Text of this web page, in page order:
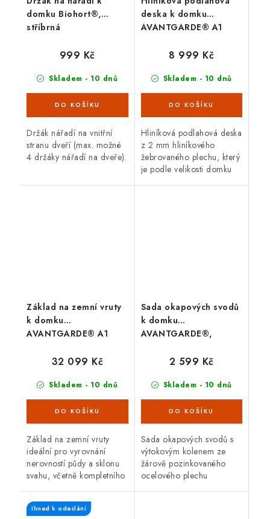
domku Biohort®,
stříbrná
Skladem - 10 dnů
999 Kč
Držák nářadí na vnitřní
stranu dveří (max. možné
4 držáky nářadí na dveře).
deska k domku
AVANTGARDE® A1
Skladem - 10 dnů
8 999 Kč
Hliníková podlahová deska
z 2 mm hliníkového
žebrovaného plechu, který
je podle velikosti domku
Základ na zemní vruty
k domku
AVANTGARDE® A1
Skladem - 10 dnů
32 099 Kč
Základ na zemní vruty
ideální pro vyrovnání
nerovností půdy a sklonu
svahu, včetně kompletního
nářadí pro ruční
přišroubová- ní zemních
Sada okapových svodů
k domku
AVANTGARDE®,
Skladem - 10 dnů
2 599 Kč
Sada okapových svodů s
výtokovým kolenem ze
žárově pozinkovaného
ocelového plechu
Ihned k odeslání